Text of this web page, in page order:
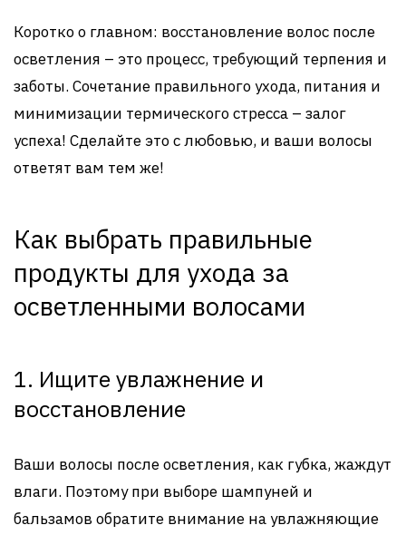
Коротко о главном: восстановление волос после
осветления – это процесс, требующий терпения и
заботы. Сочетание правильного ухода, питания и
минимизации термического стресса – залог
успеха! Сделайте это с любовью, и ваши волосы
ответят вам тем же!
Как выбрать правильные
продукты для ухода за
осветленными волосами
1. Ищите увлажнение и
восстановление
Ваши волосы после осветления, как губка, жаждут
влаги. Поэтому при выборе шампуней и
бальзамов обратите внимание на увлажняющие